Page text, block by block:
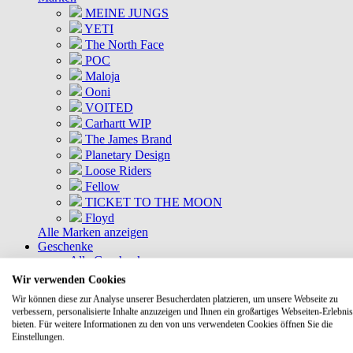
MEINE JUNGS
YETI
The North Face
POC
Maloja
Ooni
VOITED
Carhartt WIP
The James Brand
Planetary Design
Loose Riders
Fellow
TICKET TO THE MOON
Floyd
Alle Marken anzeigen
Geschenke
Alle Geschenke
Geschenkkisten
DEALS
Aktuelle Deals
Kommende Deals
Wir verwenden Cookies
Wir können diese zur Analyse unserer Besucherdaten platzieren, um unsere Webseite zu
verbessern, personalisierte Inhalte anzuzeigen und Ihnen ein großartiges Webseiten-
bieten. Für weitere Informationen zu den von uns verwendeten Cookies öffnen Sie die
Einstellungen.